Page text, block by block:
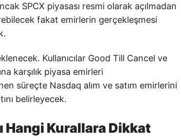
SPCX piyasası resmi olarak açılmadan
fakat emirlerin gerçekleşmesi
Kullanıcılar Good Till Cancel ve
karşılık piyasa emirleri
süreçte Nasdaq alım ve satım emirlerini
belirleyecek.
Hangi Kurallara Dikkat